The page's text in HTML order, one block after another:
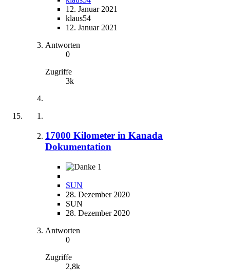
12. Januar 2021
klaus54
12. Januar 2021
Antworten
0
Zugriffe
3k
17000 Kilometer in Kanada
Dokumentation
1
SUN
28. Dezember 2020
SUN
28. Dezember 2020
Antworten
0
Zugriffe
2,8k